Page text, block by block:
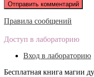
Правила сообщений
Доступ в лабораторию
Вход в лабораторию
Бесплатная книга магии